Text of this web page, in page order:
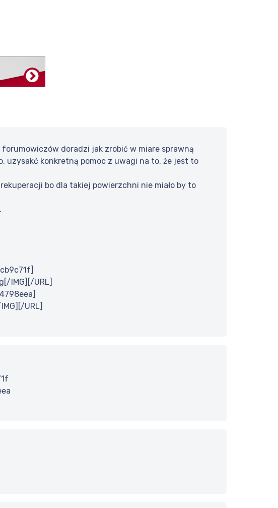
doradzi jak zrobić w miare sprawną
uzysakć konkretną pomoc z uwagi na to, że jest to
bo dla takiej powierzchni nie miało by to
IMG][/URL]
URL]